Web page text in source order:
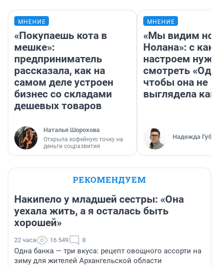
МНЕНИЕ
«Покупаешь кота в
мешке»:
предприниматель
рассказала, как на
самом деле устроен
бизнес со складами
дешевых товаров
Наталья Шорохова
Открыла кофейную точку на
деньги соцразвития
МНЕНИЕ
«Мы видим
Нолана»: с
настроем
смотреть
чтобы она не
выглядела как
Надежда
РЕКОМЕНДУЕМ
Накипело у младшей сестры: «Она
уехала жить, а я осталась быть
хорошей»
22 часа 16 549 8
Одна банка — три вкуса: рецепт овощного ассорти на
зиму для жителей Архангельской области